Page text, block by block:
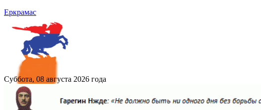
Еркрамас
Суббота, 08 августа 2026 года